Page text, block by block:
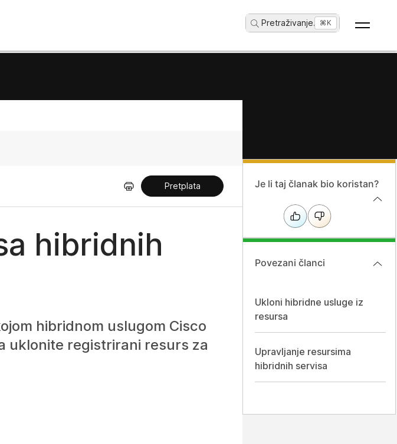
Pretraživanje... ⌘K
Pretplata
hibridnih
hibridnom uslugom Cisco
uklonite registrirani resurs za
Je li taj članak bio koristan?
Povezani članci
Ukloni hibridne usluge iz
resursa
Upravljanje resursima
hibridnih servisa